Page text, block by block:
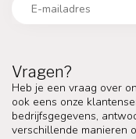
Vragen?
Heb je een vraag over
ook eens onze
bedrijfsgegevens,
verschillende manieren